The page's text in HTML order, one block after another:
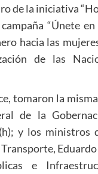
de la iniciativa
“Únete
hacia las
de las
tomaron la
de la
y los ministros
e